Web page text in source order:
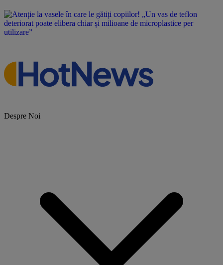
Despre Noi